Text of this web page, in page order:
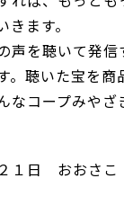
きます。
声を聴いて発信
。聴いた宝を商
なコープみやざ
月２１日 お